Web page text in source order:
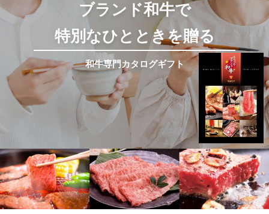
ブランド和牛で
特別なひとときを贈る
和牛専門カタログギフト